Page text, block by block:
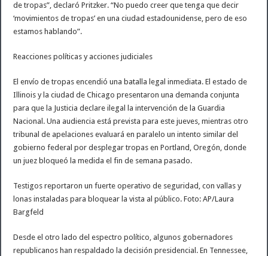
de tropas”, declaró Pritzker. “No puedo creer que tenga que decir
‘movimientos de tropas’ en una ciudad estadounidense, pero de eso
estamos hablando”.
Reacciones políticas y acciones judiciales
El envío de tropas encendió una batalla legal inmediata. El estado de
Illinois y la ciudad de Chicago presentaron una demanda conjunta
para que la Justicia declare ilegal la intervención de la Guardia
Nacional. Una audiencia está prevista para este jueves, mientras otro
tribunal de apelaciones evaluará en paralelo un intento similar del
gobierno federal por desplegar tropas en Portland, Oregón, donde
un juez bloqueó la medida el fin de semana pasado.
Testigos reportaron un fuerte operativo de seguridad, con vallas y
lonas instaladas para bloquear la vista al público. Foto: AP/Laura
Bargfeld
Desde el otro lado del espectro político, algunos gobernadores
republicanos han respaldado la decisión presidencial. En Tennessee,